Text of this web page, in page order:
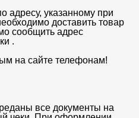
адресу, указанному при
доставить товар
сообщить адрес
.
на сайте телефонам!
все документы на